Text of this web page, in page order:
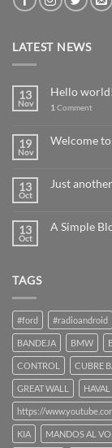
LATEST NEWS
13
Nov
Hello world!
1 Comment
19
Nov
Welcome
13
Oct
Just
13
Oct
A Simple
TAGS
#ford #radioandroid
BANDEJA BMW
CONTROL CUBRE
GREAT WALL HAVAL
https://
KIA MANDOS AL